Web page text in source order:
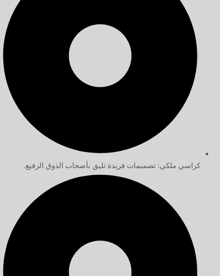
كراسي ملكي: تصميمات فريدة تليق بأصحاب الذوق الرفيع.